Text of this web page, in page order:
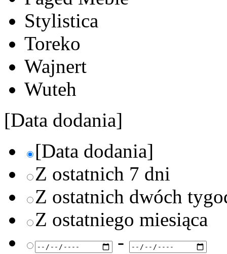
Stylistica
Toreko
Wajnert
Wuteh
[Data dodania]
[Data dodania]
Z ostatnich 7 dni
Z ostatnich dwóch
Z ostatniego miesiąca
-